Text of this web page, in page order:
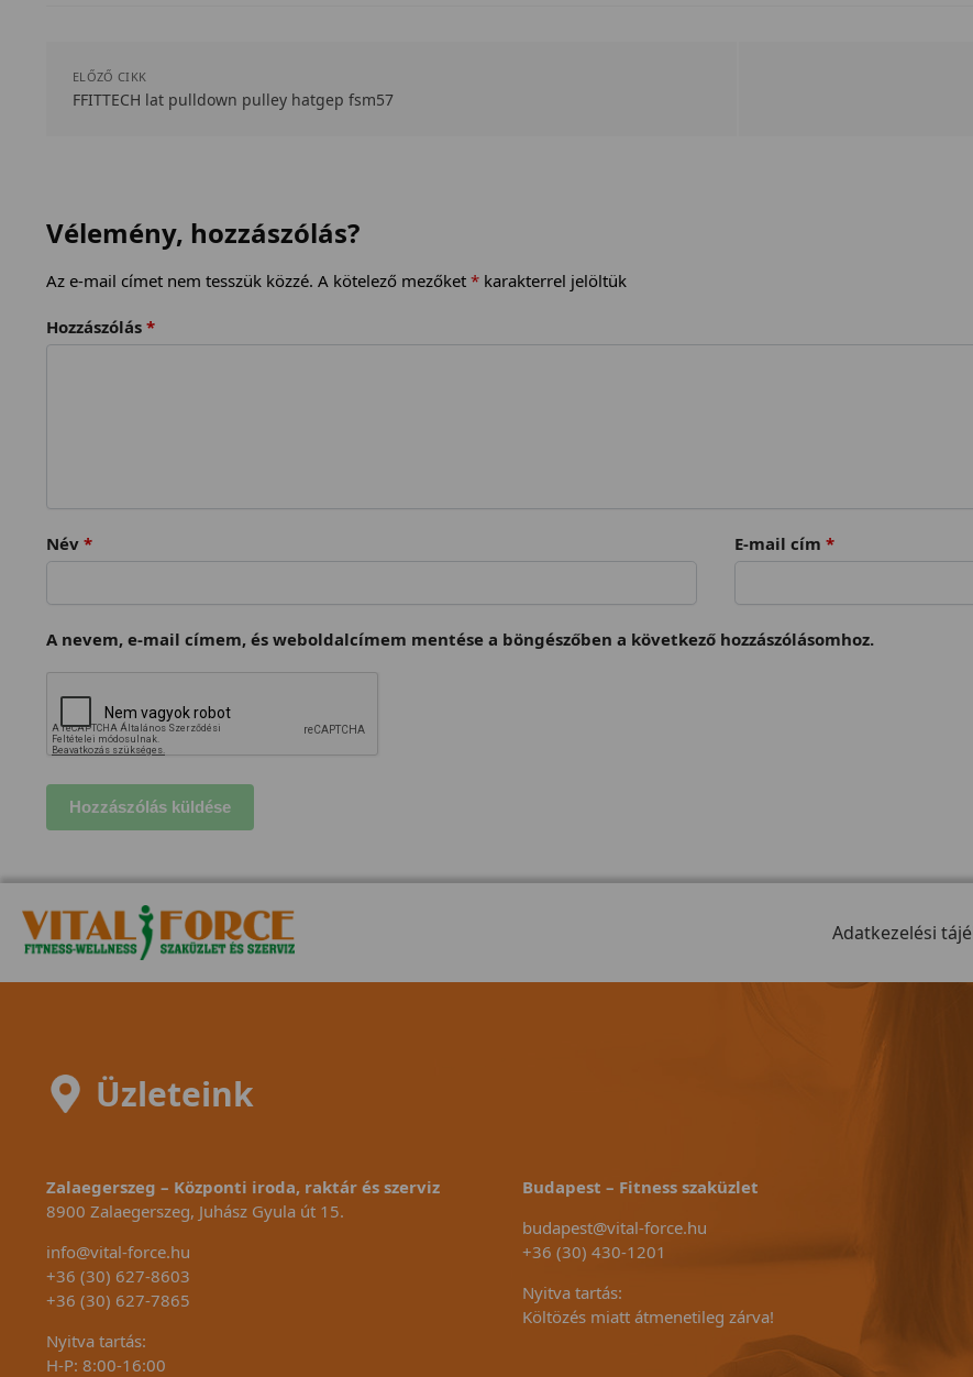
ELŐZŐ CIKK
FFITTECH lat pulldown pulley hatgep fsm57
Vélemény, hozzászólás?
Az e-mail címet nem tesszük közzé. A kötelező mezőket *karakterrel jelöltük
Hozzászólás *
Név * E-mail cím*
A nevem, e-mail címem, és weboldalcímem mentése a böngészőben a következő hozzászólásomhoz.
Adatkezelési
Üzleteink
Zalaegerszeg – Központi iroda, raktár és szerviz
8900 Zalaegerszeg, Juhász Gyula út 15.
info@vital-force.hu
+36 (30) 627-8603
+36 (30) 627-7865
Nyitva tartás:
H-P: 8:00-16:00
Budapest – Fitness szaküzlet
budapest@vital-force.hu
+36 (30) 430-1201
Nyitva tartás:
Költözés miatt átmenetileg zárva!